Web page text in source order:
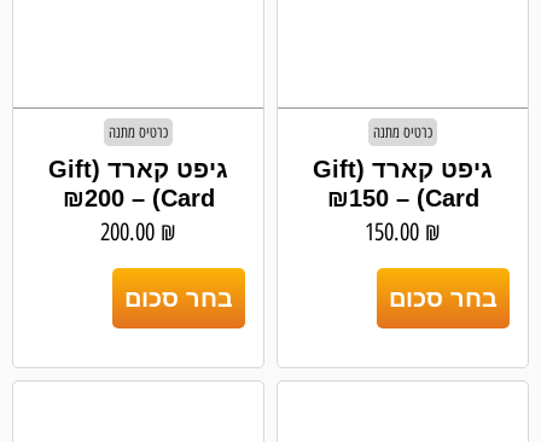
כרטיס מתנה
גיפט קארד (Gift
Card) – ₪150
150.00 ₪
בחר סכום
כרטיס מתנה
גיפט קארד (Gift
Card) – ₪200
200.00 ₪
בחר סכום